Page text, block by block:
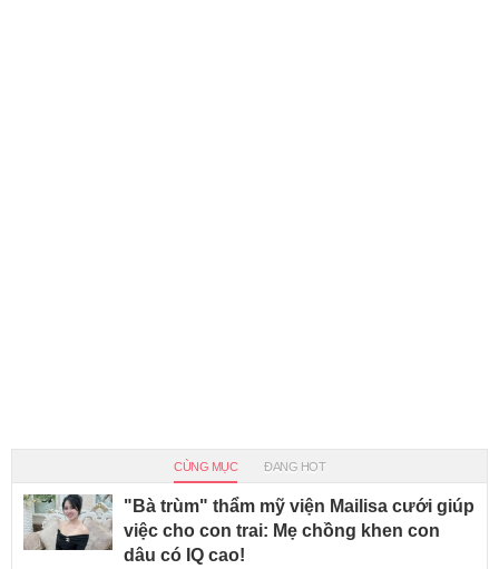
CÙNG MỤC ĐANG HOT
"Bà trùm" thẩm mỹ viện Mailisa cưới giúp
việc cho con trai: Mẹ chồng khen con
dâu có IQ cao!